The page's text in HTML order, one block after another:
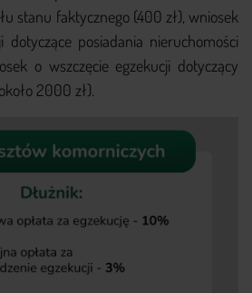
stanu faktycznego (400 zł), wniosek
dotyczące posiadania nieruchomości
o wszczęcie egzekucji dotyczący
2000 zł).